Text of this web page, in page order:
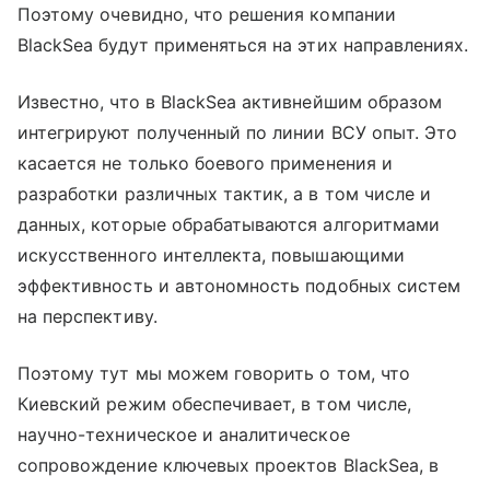
Поэтому очевидно, что решения компании
BlackSea будут применяться на этих направлениях.
Известно, что в BlackSea активнейшим образом
интегрируют полученный по линии ВСУ опыт. Это
касается не только боевого применения и
разработки различных тактик, а в том числе и
данных, которые обрабатываются алгоритмами
искусственного интеллекта, повышающими
эффективность и автономность подобных систем
на перспективу.
Поэтому тут мы можем говорить о том, что
Киевский режим обеспечивает, в том числе,
научно-техническое и аналитическое
сопровождение ключевых проектов BlackSea, в